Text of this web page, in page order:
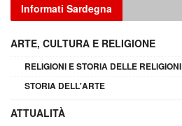
Informati Sardegna
ARTE, CULTURA E RELIGIONE
RELIGIONI E STORIA DELLE RELIGIONI
STORIA DELL'ARTE
ATTUALITÀ